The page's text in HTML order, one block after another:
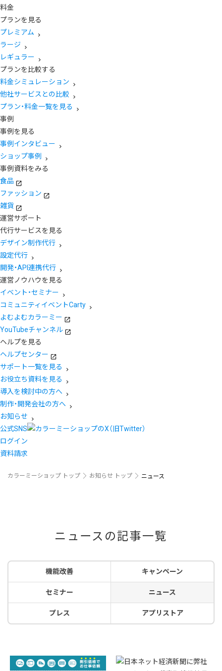
料金
プランを見る
プレミアム
ラージ
レギュラー
プランを比較する
料金シミュレーション
他社サービスとの比較
プラン・料金一覧を見る
事例
事例を見る
事例インタビュー
ショップ事例
事例資料をみる
食品
ファッション
雑貨
運営サポート
代行サービスを見る
デザイン制作代行
設定代行
開発・API連携代行
運営ノウハウを見る
イベント・セミナー
コミュニティイベントCarty
よむよむカラーミー
YouTubeチャンネル
ヘルプを見る
ヘルプセンター
サポート一覧を見る
お役立ち資料を見る
導入を検討中の方へ
制作・開発会社の方へ
お知らせ
公式SNS
ログイン
資料請求
カラーミーショップ トップ お知らせ トップ ニュース
ニュースの記事一覧
機能改善 キャンペーン
セミナー ニュース
プレス アプリストア